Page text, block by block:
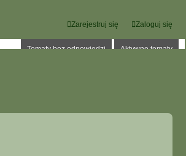
Zaloguj się
Zarejestruj się
Tematy bez odpowiedzi Aktywne tematy